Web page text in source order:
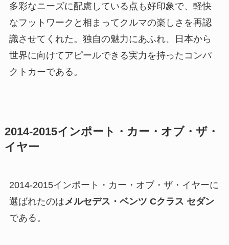
多彩なニーズに配慮している点も好印象で、軽快
なフットワークと相まってクルマの楽しさを再認
識させてくれた。独自の魅力にあふれ、日本から
世界に向けてアピールできる実力を持ったコンパ
クトカーである。
2014-2015インポート・カー・オブ・ザ・
イヤー
2014-2015インポート・カー・オブ・ザ・イヤーに
選ばれたのは メルセデス・ベンツ Cクラス セダン
である。